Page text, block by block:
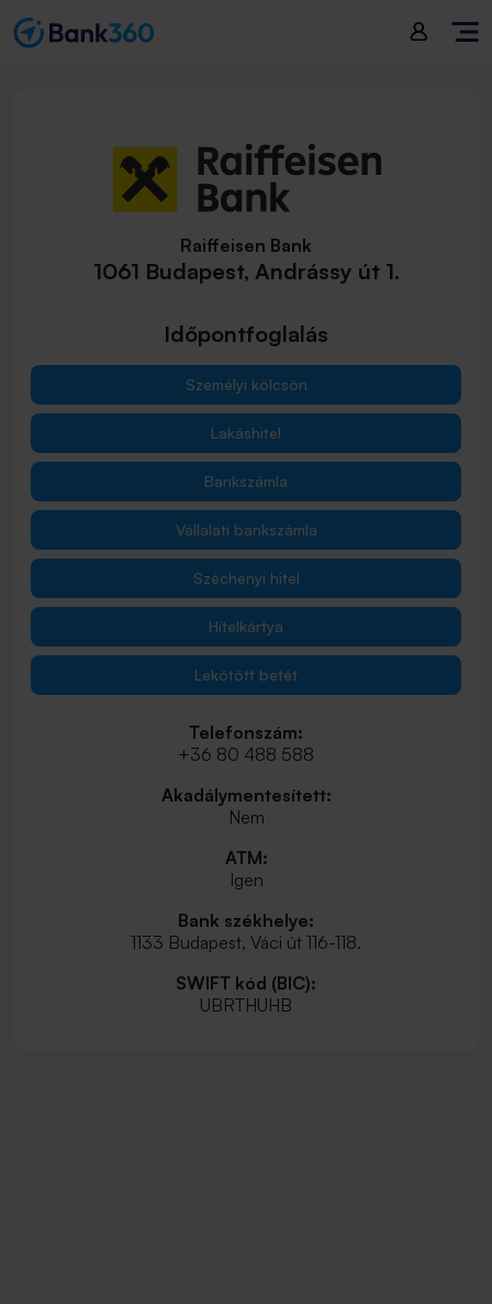
Raiffeisen Bank
1061 Budapest, Andrássy út 1.
Időpontfoglalás
Személyi kölcsön
Lakáshitel
Bankszámla
Vállalati bankszámla
Széchenyi hitel
Hitelkártya
Lekötött betét
Telefonszám:
+36 80 488 588
Akadálymentesített:
Nem
ATM:
Igen
Bank székhelye:
1133 Budapest, Váci út 116-118.
SWIFT kód (BIC):
UBRTHUHB